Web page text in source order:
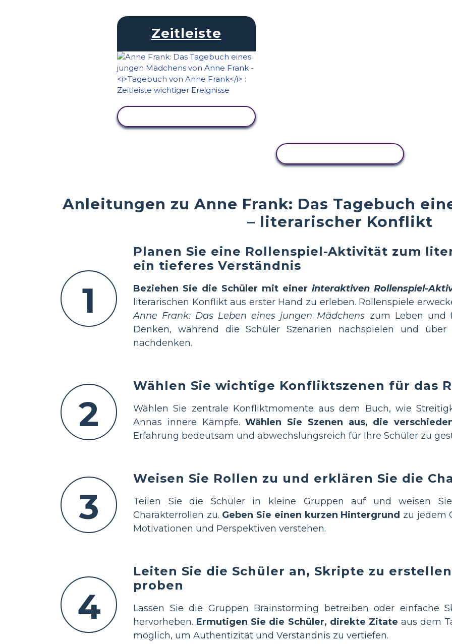
Anleitungen zu Anne Frank: Das Tagebuch
– literarischer Konflikt
1
Planen Sie eine Rollenspiel-Aktivität zum
ein tieferes Verständnis
Beziehen Sie die Schüler mit einer interaktiven Rollenspiel-
literarischen Konflikt aus erster Hand zu erleben. Rollenspiele
Anne Frank: Das Leben eines jungen Mädchens zum Leben und
Denken, während die Schüler Szenarien nachspielen und
nachdenken.
2
Wählen Sie wichtige Konfliktszenen für das
Wählen Sie zentrale Konfliktmomente aus dem Buch, wie
Annas innere Kämpfe.Wählen Sie Szenen aus, die
Erfahrung bedeutsam und abwechslungsreich für Ihre Schüler zu
3
Weisen Sie Rollen zu und erklären Sie die
Teilen Sie die Schüler in kleine Gruppen auf und weisen
Charakterrollen zu. Geben Sie einen kurzen Hintergrund zu jedem
Motivationen und Perspektiven verstehen.
4
Leiten Sie die Schüler an, Skripte zu
proben
Lassen Sie die Gruppen Brainstorming betreiben oder einfache
hervorheben. Ermutigen Sie die Schüler, direkte Zitate aus dem
möglich, um Authentizität und Verständnis zu vertiefen.
Zeitleiste